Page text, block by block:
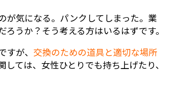
が気になる。パンクしてしまった。業
うか？そう考える方はいるはずです。
が、 交換のための道具と適切な場所
しては、女性ひとりでも持ち上げたり、